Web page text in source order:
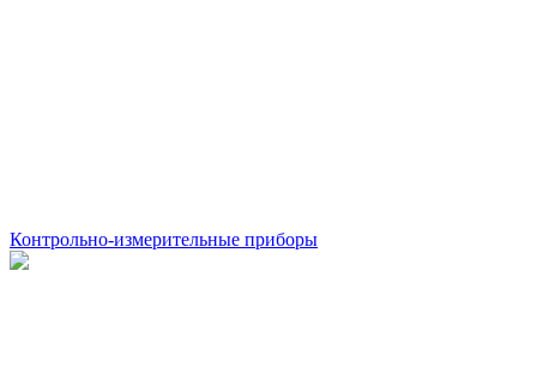
Контрольно-измерительные приборы